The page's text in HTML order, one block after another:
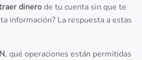
dinerode tu cuenta sin que te
información? La respuesta a estas
, qué operaciones están permitidas